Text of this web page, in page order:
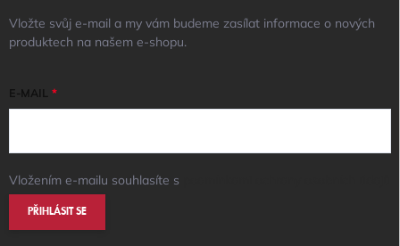
Vložte svůj e-mail a my vám budeme zasílat informace o nových
produktech na našem e-shopu.
E-MAIL
Vložením e-mailu souhlasíte s
PŘIHLÁSIT SE